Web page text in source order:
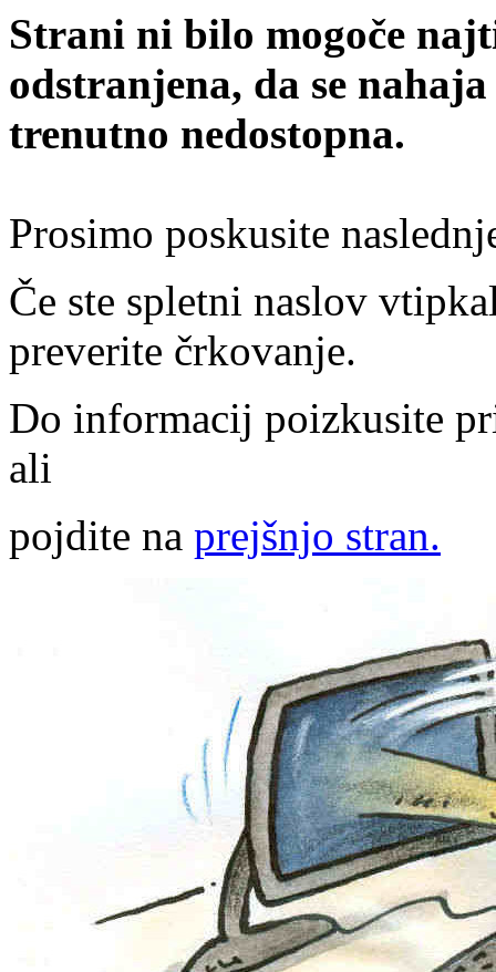
Strani ni bilo mogoče
odstranjena, da se
trenutno nedostopna.
Prosimo poskusite
Če ste spletni naslov
preverite črkovanje.
Do informacij poizkusite
ali
pojdite na prejšnjo stran.